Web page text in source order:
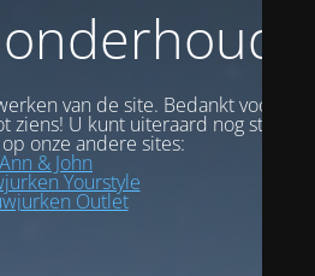
van de site. Bedankt voor uw
U kunt uiteraard nog steeds
onze andere sites:
Ann & John
Yourstyle
Outlet